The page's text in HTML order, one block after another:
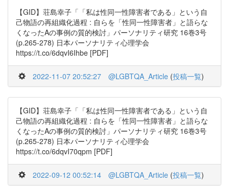
【GID】荘島幸子「「私は性同一性障害者である」という自
己物語の再組織化過程 : 自らを「性同一性障害者」と語らな
くなったAの事例の質的検討」パーソナリティ研究 16巻3号
(p.265-278) 日本パーソナリティ心理学会
https://t.co/6dqvI6Ihbe [PDF]
2022-11-07 20:52:27 @LGBTQA_Article (投稿一覧)
【GID】荘島幸子「「私は性同一性障害者である」という自
己物語の再組織化過程 : 自らを「性同一性障害者」と語らな
くなったAの事例の質的検討」パーソナリティ研究 16巻3号
(p.265-278) 日本パーソナリティ心理学会
https://t.co/6dqvI70qpm [PDF]
2022-09-12 00:52:14 @LGBTQA_Article (投稿一覧)